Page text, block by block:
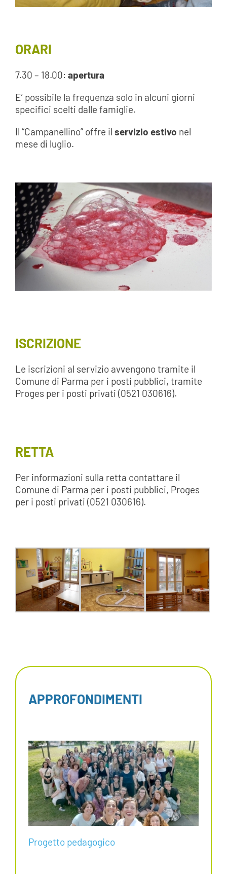
ORARI
7.30 – 18.00: apertura
E’ possibile la frequenza solo in alcuni giorni
specifici scelti dalle famiglie.
Il “Campanellino” offre il servizio estivo nel
mese di luglio.
ISCRIZIONE
Le iscrizioni al servizio avvengono tramite il
Comune di Parma per i posti pubblici, tramite
Proges per i posti privati (0521 030616).
RETTA
Per informazioni sulla retta contattare il
Comune di Parma per i posti pubblici, Proges
per i posti privati (0521 030616).
APPROFONDIMENTI
Progetto pedagogico